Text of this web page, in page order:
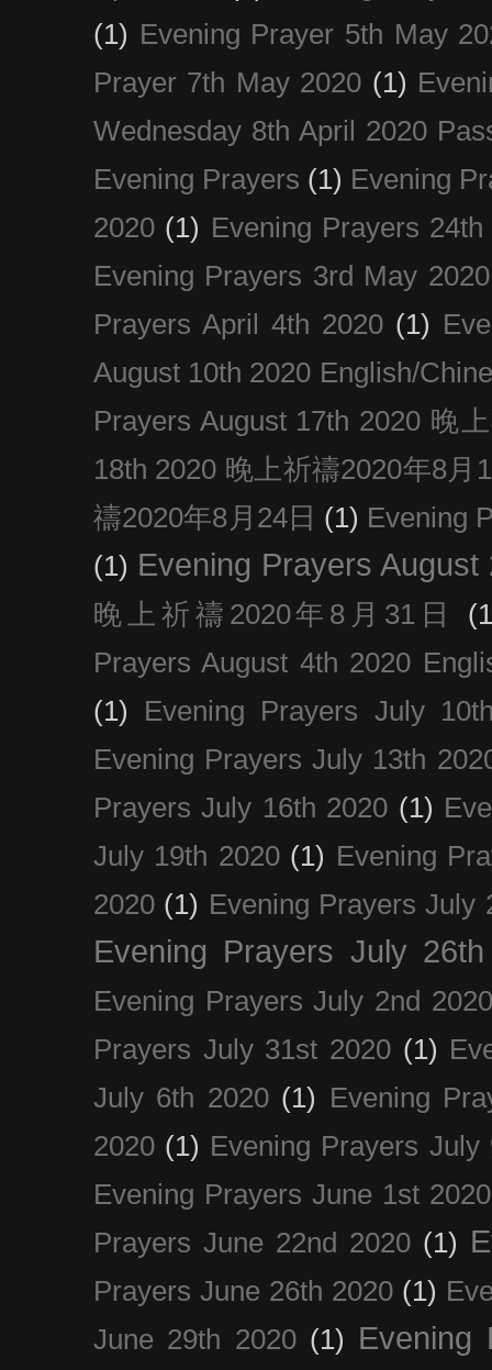
(1) Evening Prayer 5th May
Prayer 7th May 2020 (1)
Wednesday 8th April 2020
Evening Prayers (1) Evening
2020 (1) Evening Prayers
Evening Prayers 3rd May 2020
Prayers April 4th 2020 (1)
August 10th 2020 English/
Prayers August 17th 2020 晚
18th 2020 晚上祈禱2020年8月
禱2020年8月24日 (1) Evening
(1) Evening Prayers August
晚上祈禱2020年8月31日
Prayers August 4th 2020
(1)
Evening Prayers July
Evening Prayers July 13th
Prayers July 16th 2020 (1)
July 19th 2020 (1) Evening
2020 (1) Evening Prayers July
Evening Prayers July
Evening Prayers July 2nd 2020
Prayers July 31st 2020 (1)
July 6th 2020 (1) Evening
2020 (1) Evening Prayers July
Evening Prayers June 1st 2020
Prayers June 22nd 2020 (1)
Prayers June 26th 2020 (1)
June 29th 2020 (1) Evening